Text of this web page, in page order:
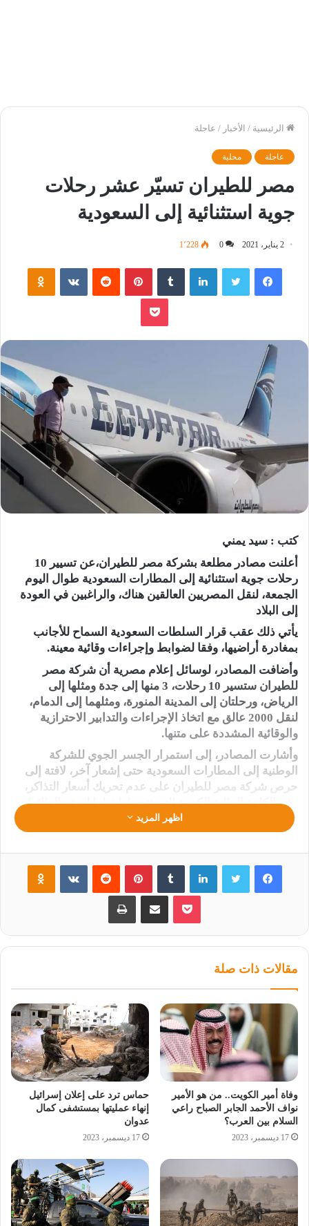
الرئيسية / الأخبار / عاجلة
عاجلة محلية
مصر للطيران تسيّر عشر رحلات
جوية استثنائية إلى السعودية
2 يناير، 2021 0 1٬228
فيسبوك تويتر لينكدإن بينتيريست
بوكيت
كتب : سيد يمني
أعلنت مصادر مطلعة بشركة مصر للطيران،عن تسيير 10
رحلات جوية استثنائية إلى المطارات السعودية طوال اليوم
الجمعة، لنقل المصريين العالقين هناك، والراغبين في العودة
إلى البلاد
يأتي ذلك عقب قرار السلطات السعودية السماح للأجانب
بمغادرة أراضيها، وفقا لضوابط وإجراءات وقائية معينة.
وأضافت المصادر، لوسائل إعلام مصرية أن شركة مصر
للطيران ستسير 10 رحلات، 3 منها إلى جدة ومثلها إلى
الرياض، ورحلتان إلى المدينة المنورة، ومثلهما إلى الدمام،
لنقل 2000 عالق مع اتخاذ الإجراءات والتدابير الاحترازية
والوقائية المشددة على متنها.
وأشارت المصادر، إلى استمرار الجسر الجوي للشركة
الوطنية إلى المطارات السعودية حتى إشعار آخر، لافتة إلى
حرص شركة مصر للطيران على عدم تحريك أسعار التذاكر،
رغم الكلفة المالية الكبيرة التي تتحملها نظرا لسفر الطائرات
بدون ركاب.
جريده المصري الديمقراطي الجديد
اظهر المزيد
فيسبوك تويتر لينكدإن بينتيريست
بوكيت مشاركة عبر البريد طباعة
مقالات ذات صلة
وفاة أمير الكويت.. من هو الأمير
نواف الأحمد الجابر الصباح راعي
السلام بين العرب؟
17 ديسمبر، 2023
حماس ترد على إعلان إسرائيل
إنهاء عمليتها بمستشفى كمال
عدوان
17 ديسمبر، 2023